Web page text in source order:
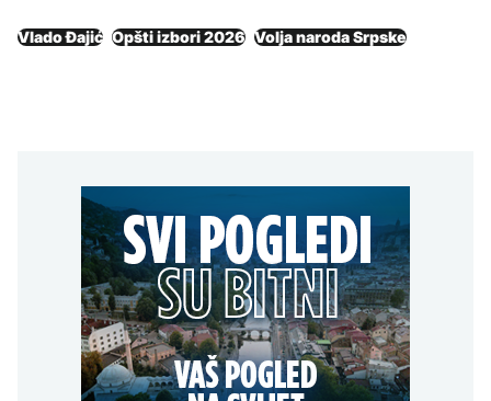
Vlado Đajić Opšti izbori 2026 Volja naroda Srpske